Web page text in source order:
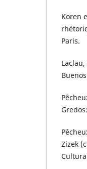
Koren
Paris.
Zizek